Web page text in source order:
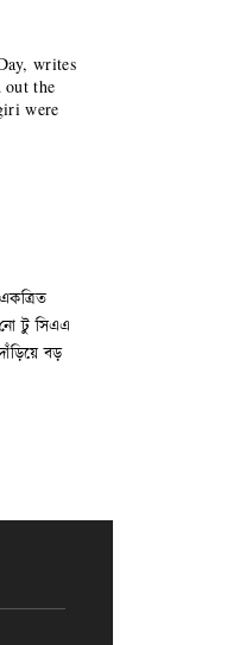
writes
the
were
টু সিএএ
বড়